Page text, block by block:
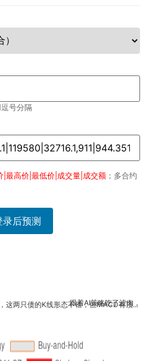
号分隔
|最高价|最低价|成交量|成交额 ；多合约
录后预测
双债策略收益看着诱人，但回撤控制如何？AI
跟着AI策略吃了波肉，
只债的K线形态不错，但MACD有顶...